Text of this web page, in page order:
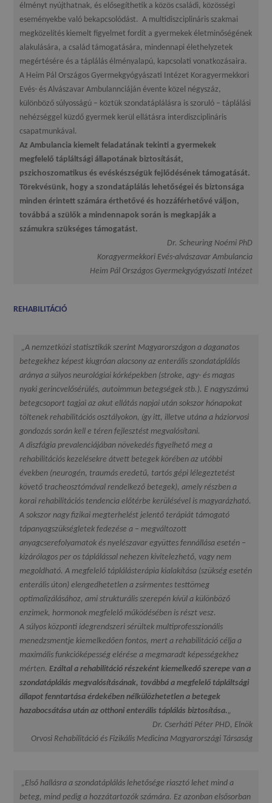
élményt nyújthatnak, és elősegíthetik a közös családi, közösségi
eseményekbe való bekapcsolódást. A multidiszciplináris szakmai
megközelítés kiemelt figyelmet fordít a gyermekek életminőségének
alakulására, a család támogatására, mindennapi élethelyzetek
megértésére és a táplálás élményalapú, kapcsolati vonatkozásaira.
A Heim Pál Országos Gyermekgyógyászati Intézet Koragyermekkori
Evés- és Alvászavar Ambulannciáján évente közel négyszáz,
különböző súlyosságú – köztük szondatáplálásra is szoruló – táplálási
nehézséggel küzdő gyermek kerül ellátásra interdiszciplináris
csapatmunkával.
Az Ambulancia kiemelt feladatának tekinti a gyermekek
megfelelő tápláltsági állapotának biztosítását,
pszichoszomatikus és evéskészségük fejlődésének támogatását.
Törekvésünk, hogy a szondatáplálás lehetőségei és biztonsága
minden érintett számára érthetővé és hozzáférhetővé váljon,
továbbá a szülők a mindennapok során is megkapják a
számukra szükséges támogatást.
Dr. Scheuring Noémi PhD
Koragyermekkori Evés-alvászavar Ambulancia
Heim Pál Országos Gyermekgyógyászati Intézet
REHABILITÁCIÓ
„A nemzetközi statisztikák szerint Magyarországon a daganatos
betegekhez képest kiugróan alacsony az enterális szondatáplálás
aránya a súlyos neurológiai kórképekben (stroke, agy- és magas
nyaki gerincvelősérülés, autoimmun betegségek stb.). E nagyszámú
betegcsoport tagjai az akut ellátás napjai után sokszor hónapokat
töltenek rehabilitációs osztályokon, így itt, illetve utána a háziorvosi
gondozás során kell e téren fejlesztést megvalósítani.
A diszfágia prevalenciájában növekedés figyelhető meg a
rehabilitációs kezelésekre átvett betegek körében az utóbbi
években (neurogén, traumás eredetű, tartós gépi lélegeztetést
követő tracheosztómával rendelkező betegek), amely részben a
korai rehabilitációs tendencia előtérbe kerülésével is magyarázható.
A sokszor nagy fizikai megterhelést jelentő terápiát támogató
tápanyagszükségletek fedezése a – megváltozott
anyagcserefolyamatok és nyelészavar együttes fennállása esetén –
kizárólagos per os táplálással nehezen kivitelezhető, vagy nem
megoldható. A megfelelő táplálásterápia kialakítása (szükség esetén
enterális úton) elengedhetetlen a zsírmentes testtömeg
optimalizálásához, ami strukturális szerepén kívül a különböző
enzimek, hormonok megfelelő működésében is részt vesz.
A súlyos központi idegrendszeri sérültek multiprofesszionális
menedzsmentje kiemelkedően fontos, mert a rehabilitáció célja a
maximális funkcióképesség elérése a megmaradt képességekhez
mérten.Ezáltal a rehabilitáció részeként kiemelkedő szerepe van a
szondatáplálás megvalósításának, továbbá a megfelelő tápláltsági
állapot fenntartása érdekében nélkülözhetetlen a betegek
hazabocsátása után az otthoni enterális táplálás biztosítása.„
Dr. Cserháti Péter PHD, Elnök
Orvosi Rehabilitáció és Fizikális Medicina Magyarországi Társaság
„Első hallásra a szondatáplálás lehetősége riasztó lehet mind a
beteg, mind pedig a hozzátartozók számára. Ez azonban elsősorban